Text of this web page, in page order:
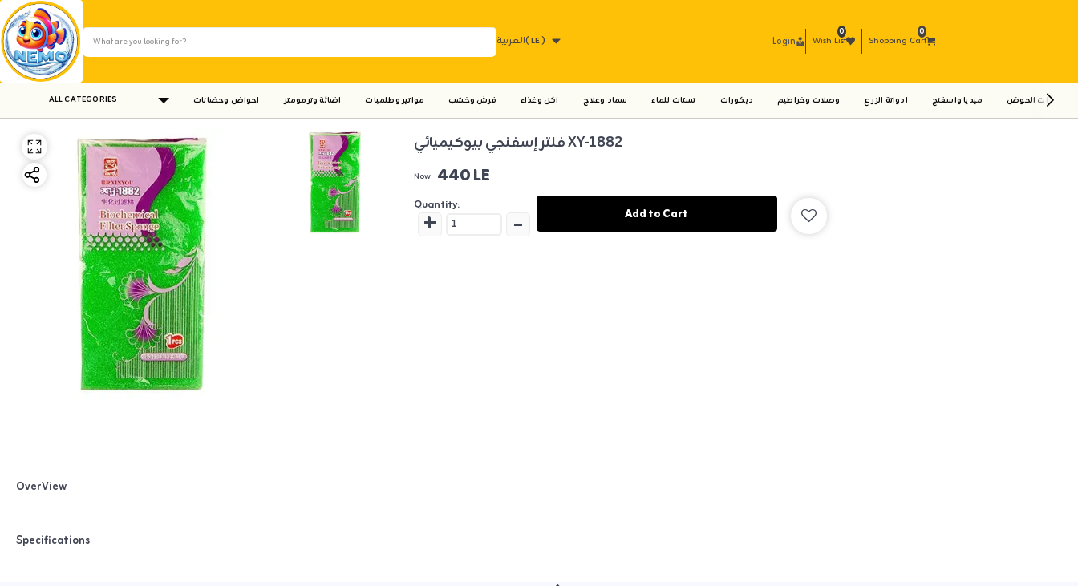
العربية( LE ) Login Wish List
0
Shopping Cart
0
ALL CATEGORIES احواض وحضانات اضائة وترمومتر مواتير وطلمبات فرش وخشب اكل وغذاء سماد وعلاج تستات للماء ديكورات وصلات وخراطيم ادواتة الزرع ميديا واسفنج ادوات الحوض
فلتر إسفنجي بيوكيميائي XY-1882
Now: 440 LE
Quantity:
+ - Add to Cart
OverView
Specifications